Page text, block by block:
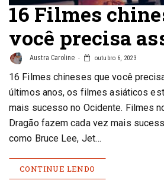
16 Filmes
você precisa
Austra Caroline outubro 6, 2023
16 Filmes chineses que você
últimos anos, os filmes asiáticos
mais sucesso no Ocidente. Filmes
Dragão fazem cada vez mais
como Bruce Lee, Jet…
CONTINUE LENDO